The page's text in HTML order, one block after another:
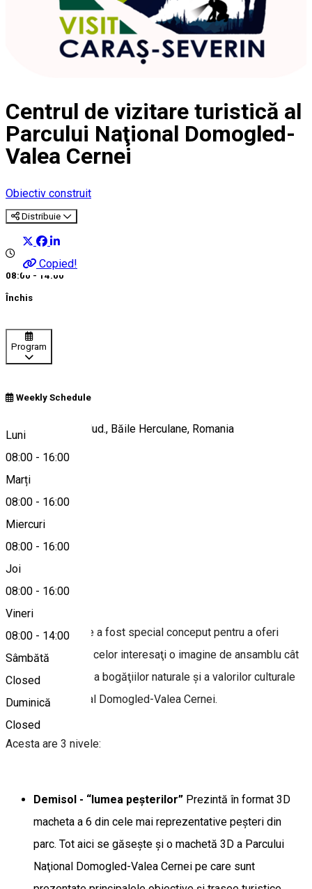
Centrul de vizitare turistică al
Parcului Naţional Domogled-
Valea Cernei
Obiectiv construit
Distribuie
Copied!
08:00 - 14:00
Închis
Program
Weekly Schedule
Luni
08:00 - 16:00
Marți
08:00 - 16:00
Miercuri
08:00 - 16:00
Joi
08:00 - 16:00
Vineri
08:00 - 14:00
Sâmbătă
Closed
Duminică
Closed
Str. Uzinei, Nr. 9, Jud., Băile Herculane, Romania
Hartă
Despre
Centrul de vizitare a fost special conceput pentru a oferi
turiştilor şi tuturor celor interesaţi o imagine de ansamblu cât
mai reprezetativă a bogăţiilor naturale şi a valorilor culturale
din Parcul Naţional Domogled-Valea Cernei.
Acesta are 3 nivele:
Demisol - “lumea peşterilor” Prezintă în format 3D
macheta a 6 din cele mai reprezentative peşteri din
parc. Tot aici se găseşte şi o machetă 3D a Parcului
Naţional Domogled-Valea Cernei pe care sunt